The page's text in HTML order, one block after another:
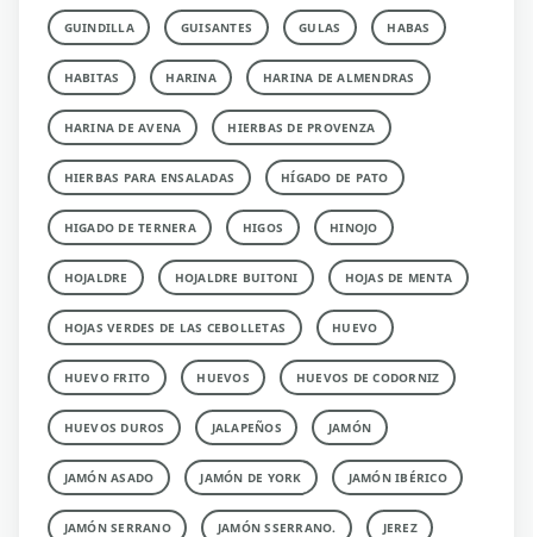
GUINDILLA GUISANTES GULAS HABAS
HABITAS HARINA HARINA DE ALMENDRAS
HARINA DE AVENA HIERBAS DE PROVENZA
HIERBAS PARA ENSALADAS HÍGADO DE PATO
HIGADO DE TERNERA HIGOS HINOJO
HOJALDRE HOJALDRE BUITONI HOJAS DE MENTA
HOJAS VERDES DE LAS CEBOLLETAS HUEVO
HUEVO FRITO HUEVOS HUEVOS DE CODORNIZ
HUEVOS DUROS JALAPEÑOS JAMÓN
JAMÓN ASADO JAMÓN DE YORK JAMÓN IBÉRICO
JAMÓN SERRANO JAMÓN SSERRANO. JEREZ